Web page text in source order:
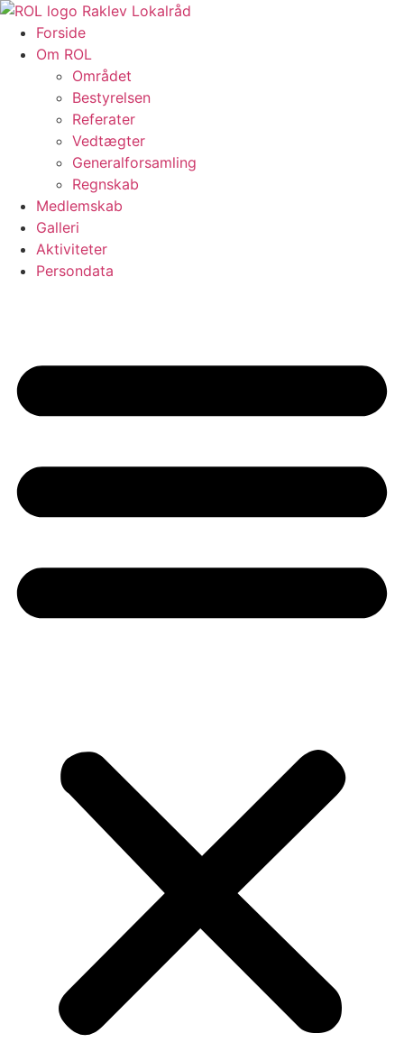
Videre
indhold
Forside
Om ROL
Området
Bestyrelsen
Referater
Vedtægter
Generalforsamling
Regnskab
Medlemskab
Galleri
Aktiviteter
Persondata